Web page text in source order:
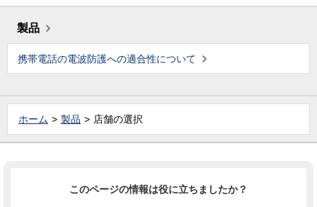
製品
携帯電話の電波防護への適合性について
ホーム 製品 店舗の選択
このページの情報は役に立ちましたか？